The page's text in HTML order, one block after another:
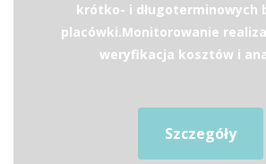
krótko- i długoterminowych
placówki.Monitorowanie
weryfikacja kosztów i
Szczegóły